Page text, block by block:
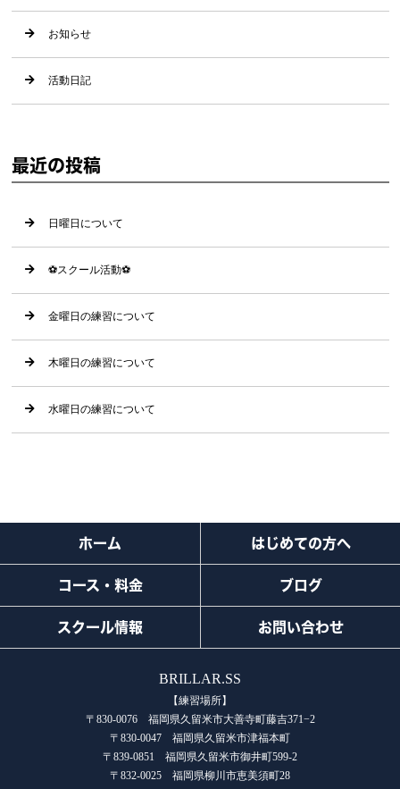
お知らせ
活動日記
最近の投稿
日曜日について
⚽️スクール活動⚽️
金曜日の練習について
木曜日の練習について
水曜日の練習について
ホーム はじめての方へ
コース・料金 ブログ
スクール情報 お問い合わせ
BRILLAR.SS
【練習場所】
〒830-0076 福岡県久留米市大善寺町藤吉371−2
〒830-0047 福岡県久留米市津福本町
〒839-0851 福岡県久留米市御井町599-2
〒832-0025 福岡県柳川市恵美須町28